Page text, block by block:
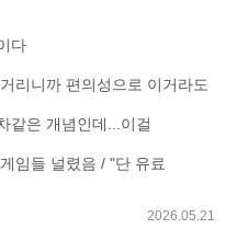
다
리니까 편의성으로 이거라도
같은 개념인데...이걸
임들 널렸음 / "단 유료
2026.05.21